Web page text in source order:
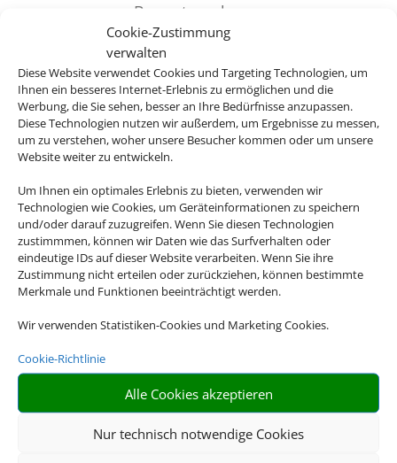
Cookie-Zustimmung
verwalten
Diese Website verwendet Cookies und Targeting Technologien, um
Ihnen ein besseres Internet-Erlebnis zu ermöglichen und die
Werbung, die Sie sehen, besser an Ihre Bedürfnisse anzupassen.
Diese Technologien nutzen wir außerdem, um Ergebnisse zu messen,
um zu verstehen, woher unsere Besucher kommen oder um unsere
Website weiter zu entwickeln.
Um Ihnen ein optimales Erlebnis zu bieten, verwenden wir
Technologien wie Cookies, um Geräteinformationen zu speichern
und/oder darauf zuzugreifen. Wenn Sie diesen Technologien
zustimmmen, können wir Daten wie das Surfverhalten oder
eindeutige IDs auf dieser Website verarbeiten. Wenn Sie ihre
Zustimmung nicht erteilen oder zurückziehen, können bestimmte
Merkmale und Funktionen beeinträchtigt werden.
Wir verwenden Statistiken-Cookies und Marketing Cookies.
Cookie-Richtlinie
Alle Cookies akzeptieren
Nur technisch notwendige Cookies
Busunternehmen
Schmetterling zusammen.
Es verfügt über eine moderne
Busflotte und aktuelle
Sicherheitstechnik.
Organisation
Den gesamten
organisatorischen Aufwand
übernimmt der
Reiseveranstalter für Sie
ebenso wie sämtliche